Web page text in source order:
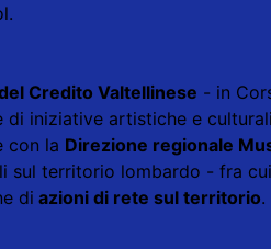
Credito Valtellinese - in
di iniziative artistiche e
con la Direzione regionale
sul territorio lombardo - fra
di azioni di rete sul territorio.